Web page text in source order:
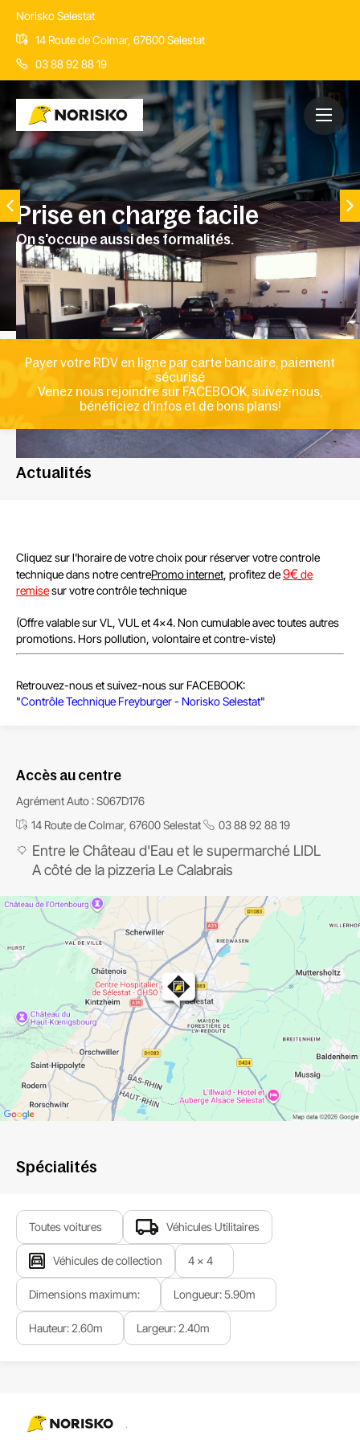
Norisko Selestat
14 Route de Colmar, 67600 Selestat
03 88 92 88 19
Prise en charge facile
On s'occupe aussi des formalités.
Payer votre RDV en ligne par carte bancaire, paiement
sécurisé
Venez nous rejoindre sur FACEBOOK, suivez-nous,
bénéficiez d'infos et de bons plans!
Actualités
Cliquez sur l'horaire de votre choix pour réserver votre controle
technique dans notre centrePromo internet, profitez de9€de
remisesur votre contrôle technique
(Offre valable sur VL, VUL et 4x4. Non cumulable avec toutes autres
promotions. Hors pollution, volontaire et contre-viste)
Retrouvez-nous et suivez-nous sur FACEBOOK:
"Contrôle Technique Freyburger - Norisko Selestat"
Accès au centre
Agrément Auto : S067D176
14 Route de Colmar, 67600 Selestat
03 88 92 88 19
Entre le Château d'Eau et le supermarché LIDL
A côté de la pizzeria Le Calabrais
Spécialités
Toutes voitures Véhicules Utilitaires
Véhicules de collection 4 x 4
Dimensions maximum: Longueur: 5.90m
Hauteur: 2.60m Largeur: 2.40m